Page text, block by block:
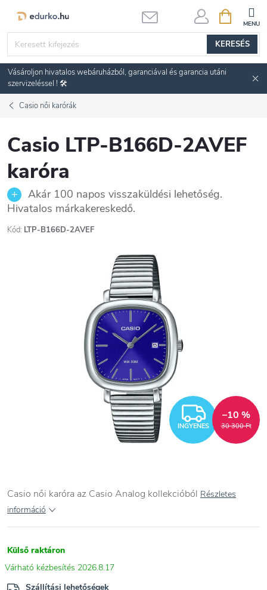
KERESÉS
KOSÁR
Vásároljon hivatalos webáruházból, garanciával és garancia utáni
szervizeléssel ! 🛠️
Casio női karórák
Casio LTP-B166D-2AVEF
karóra
Akár 100 napos visszaküldési lehetőség.
Hivatalos márkakereskedő.
Kód: LTP-B166D-2AVEF
INGYENES 30 300 Ft
–10 %
Casio női karóra az Casio Analog kollekcióból Részletes
információ
Külső raktáron
2026.8.17
Szállítási lehetőségek